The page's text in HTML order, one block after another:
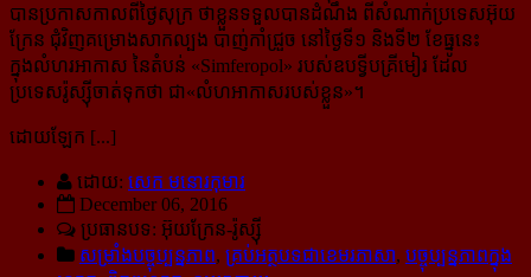
បានប្រកាសកាលពីថ្ងៃសុក្រ ថា​ខ្លួន​ទទួលបានដំណឹង ពីសំណាក់ប្រទេសអ៊ុយ
ក្រែន ជុំវិញគម្រោងសាកល្បង បាញ់កាំជ្រួច នៅថ្ងៃទី១​ និង​ទី២ ខែធ្នូ​នេះ
ក្នុងលំហរអាកាស នៃតំបន់ «Simferopol» របស់ឧបទ្វីបគ្រីមៀរ ដែល
ប្រទេសរ៉ូស្ស៊ីចាត់ទុកថា ជា​«លំហ​អាកាស​របស់ខ្លួន»។
ដោយឡែក [...]
ដោយ: សេក មនោរកុមារ
December 06, 2016
ប្រធានបទ: អ៊ុយក្រែន-រ៉ូស្ស៊ី
សម្រាំងបច្ចុប្បន្នភាព, គ្រប់អត្ថបទជាខេមរភាសា, បច្ចុប្បន្នភាពក្នុង